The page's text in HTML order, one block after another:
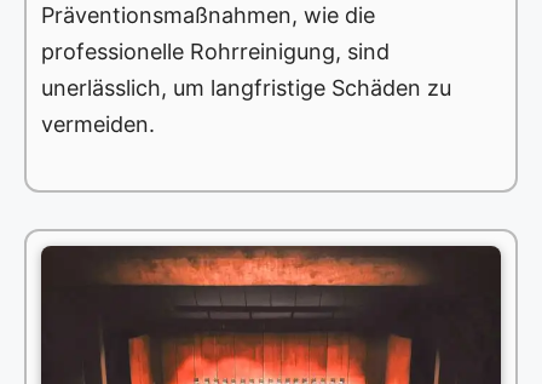
Präventionsmaßnahmen, wie die
professionelle Rohrreinigung, sind
unerlässlich, um langfristige Schäden zu
vermeiden.